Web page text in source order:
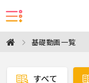
基礎動画一覧
すべて